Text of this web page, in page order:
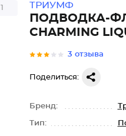
1 ТРИУМФ
ПОДВОДКА-
CHARMING
3 отзыва
Поделиться:
Бренд:
Тип: